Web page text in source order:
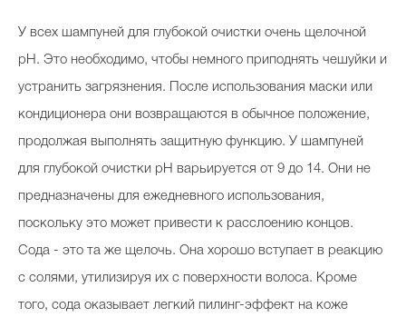
Тесты
Викторины
У всех шампуней для глубокой очистки очень щелочной
pH. Это необходимо, чтобы немного приподнять чешуйки и
устранить загрязнения. После использования маски или
кондиционера они возвращаются в обычное положение,
продолжая выполнять защитную функцию. У шампуней
для глубокой очистки pH варьируется от 9 до 14. Они не
предназначены для ежедневного использования,
поскольку это может привести к расслоению концов.
Сода - это та же щелочь. Она хорошо вступает в реакцию
с солями, утилизируя их с поверхности волоса. Кроме
того, сода оказывает легкий пилинг-эффект на коже